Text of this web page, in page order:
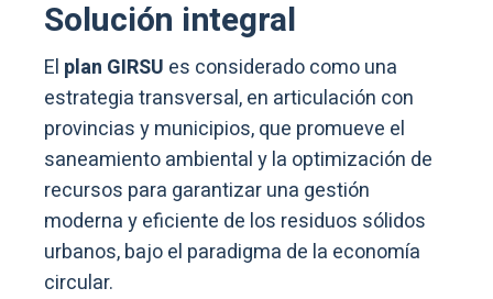
Solución integral
El plan GIRSU es considerado como una
estrategia transversal, en articulación con
provincias y municipios, que promueve el
saneamiento ambiental y la optimización de
recursos para garantizar una gestión
moderna y eficiente de los residuos sólidos
urbanos, bajo el paradigma de la economía
circular.